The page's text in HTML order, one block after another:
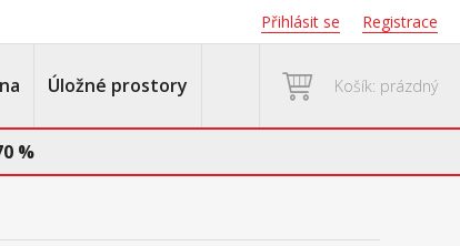
Přihlásit se Registrace
Úložné prostory Košík: prázdný
%